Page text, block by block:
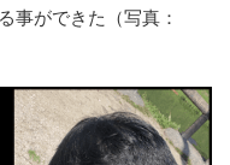
事ができた（写真：